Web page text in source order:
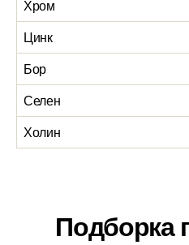
Хром
Цинк
Бор
Селен
Холин
Подборка